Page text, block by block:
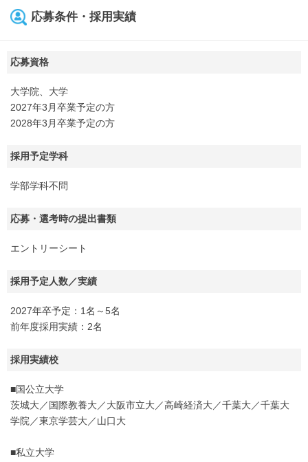
応募条件・採用実績
応募資格
大学院、大学
2027年3月卒業予定の方
2028年3月卒業予定の方
採用予定学科
学部学科不問
応募・選考時の提出書類
エントリーシート
採用予定人数／実績
2027年卒予定：1名～5名
前年度採用実績：2名
採用実績校
■国公立大学
茨城大／国際教養大／大阪市立大／高崎経済大／千葉大／千葉大
学院／東京学芸大／山口大
■私立大学